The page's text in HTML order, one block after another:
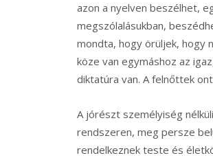
azon a nyelven beszélhet,
megszólalásukban,
mondta, hogy örüljek, hogy
köze van egymáshoz az
diktatúra van. A felnőttek
A jórészt személyiség
rendszeren, meg persze
rendelkeznek teste és